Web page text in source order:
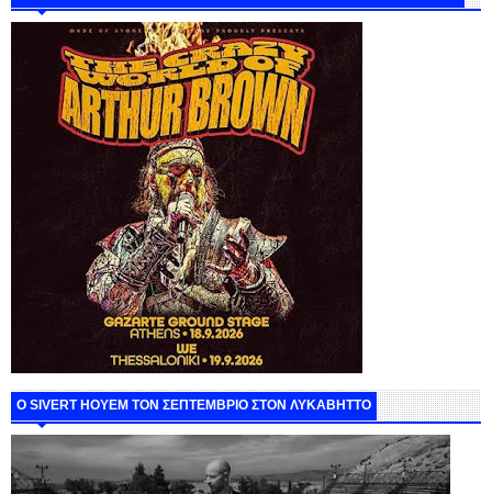
Ο SIVERT HOYEM ΤΟΝ ΣΕΠΤΕΜΒΡΙΟ ΣΤΟΝ ΛΥΚΑΒΗΤΤΟ